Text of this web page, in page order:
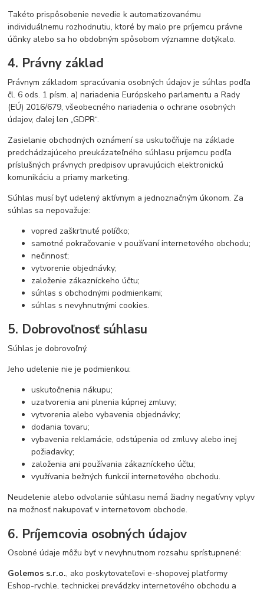
Takéto prispôsobenie nevedie k automatizovanému
individuálnemu rozhodnutiu, ktoré by malo pre príjemcu právne
účinky alebo sa ho obdobným spôsobom významne dotýkalo.
4. Právny základ
Právnym základom spracúvania osobných údajov je súhlas podľa
čl. 6 ods. 1 písm. a) nariadenia Európskeho parlamentu a Rady
(EÚ) 2016/679, všeobecného nariadenia o ochrane osobných
údajov, ďalej len „GDPR“.
Zasielanie obchodných oznámení sa uskutočňuje na základe
predchádzajúceho preukázateľného súhlasu príjemcu podľa
príslušných právnych predpisov upravujúcich elektronickú
komunikáciu a priamy marketing.
Súhlas musí byť udelený aktívnym a jednoznačným úkonom. Za
súhlas sa nepovažuje:
vopred zaškrtnuté políčko;
samotné pokračovanie v používaní internetového obchodu;
nečinnosť;
vytvorenie objednávky;
založenie zákazníckeho účtu;
súhlas s obchodnými podmienkami;
súhlas s nevyhnutnými cookies.
5. Dobrovoľnosť súhlasu
Súhlas je dobrovoľný.
Jeho udelenie nie je podmienkou:
uskutočnenia nákupu;
uzatvorenia ani plnenia kúpnej zmluvy;
vytvorenia alebo vybavenia objednávky;
dodania tovaru;
vybavenia reklamácie, odstúpenia od zmluvy alebo inej
požiadavky;
založenia ani používania zákazníckeho účtu;
využívania bežných funkcií internetového obchodu.
Neudelenie alebo odvolanie súhlasu nemá žiadny negatívny vplyv
na možnosť nakupovať v internetovom obchode.
6. Príjemcovia osobných údajov
Osobné údaje môžu byť v nevyhnutnom rozsahu sprístupnené:
Golemos s.r.o., ako poskytovateľovi e-shopovej platformy
Eshop-rychle, technickej prevádzky internetového obchodu a